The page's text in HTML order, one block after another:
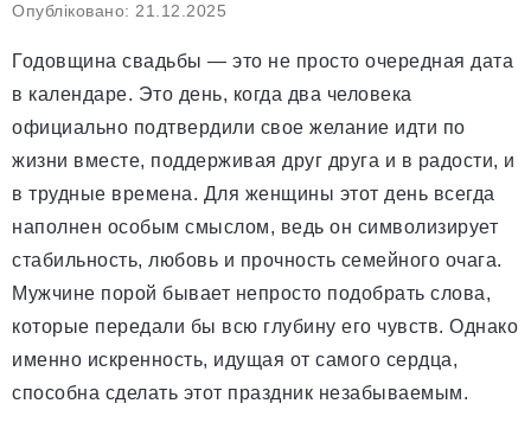
Опубліковано: 21.12.2025
Годовщина свадьбы — это не просто очередная дата
в календаре. Это день, когда два человека
официально подтвердили свое желание идти по
жизни вместе, поддерживая друг друга и в радости, и
в трудные времена. Для женщины этот день всегда
наполнен особым смыслом, ведь он символизирует
стабильность, любовь и прочность семейного очага.
Мужчине порой бывает непросто подобрать слова,
которые передали бы всю глубину его чувств. Однако
именно искренность, идущая от самого сердца,
способна сделать этот праздник незабываемым.